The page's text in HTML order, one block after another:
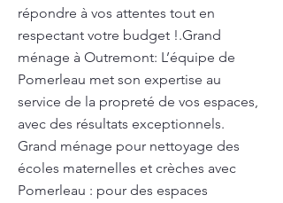
répondre à vos attentes tout en
respectant votre budget !.Grand
ménage à Outremont: L’équipe de
Pomerleau met son expertise au
service de la propreté de vos espaces,
avec des résultats exceptionnels.
Grand ménage pour nettoyage des
écoles maternelles et crèches avec
Pomerleau : pour des espaces